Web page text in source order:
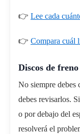
👉 Lee cada
👉 Compara cuál
Discos de freno
No siempre debes
debes revisarlos.
o por debajo del
resolverá el